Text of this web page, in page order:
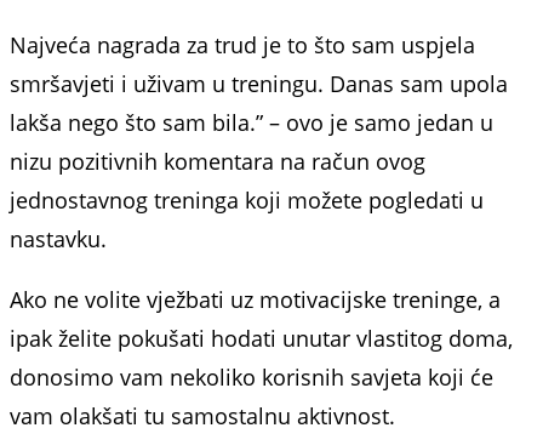
Najveća nagrada za trud je to što sam uspjela
smršavjeti i uživam u treningu. Danas sam upola
lakša nego što sam bila.” – ovo je samo jedan u
nizu pozitivnih komentara na račun ovog
jednostavnog treninga koji možete pogledati u
nastavku.
Ako ne volite vježbati uz motivacijske treninge, a
ipak želite pokušati hodati unutar vlastitog doma,
donosimo vam nekoliko korisnih savjeta koji će
vam olakšati tu samostalnu aktivnost.